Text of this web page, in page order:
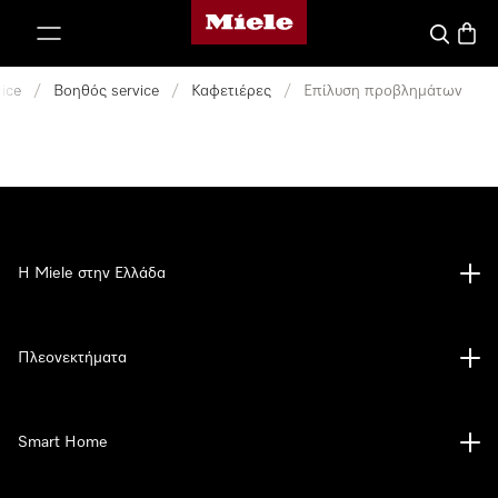
Αρχική σελίδα της Miele
/ Βοηθός service / Καφετιέρες / Επίλυση προβλημάτων
Η Miele στην Ελλάδα
Πλεονεκτήματα
Smart Home